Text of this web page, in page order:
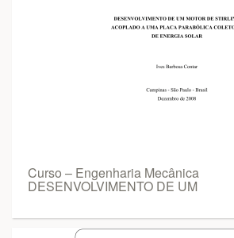
Curso – Engenharia Mecânica
DESENVOLVIMENTO DE UM